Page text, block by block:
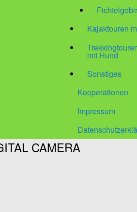
Kajaktouren
mit Hund
Sonstiges
Kooperationen
Impressum
CAMERA